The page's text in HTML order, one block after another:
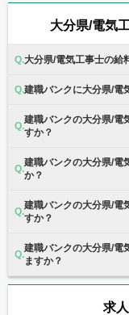
大分県/電気
大分県/電気工事士の給
建職バンクに大分県/電
建職バンクの大分県/電
すか？
建職バンクの大分県/電
か？
建職バンクの大分県/電
すか？
建職バンクの大分県/電
ますか？
求